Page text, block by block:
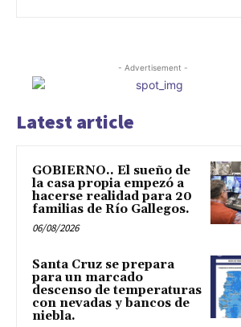
- Advertisement -
Latest article
GOBIERNO.. El sueño de
la casa propia empezó a
hacerse realidad para 20
familias de Río Gallegos.
06/08/2026
Santa Cruz se prepara
para un marcado
descenso de temperaturas
con nevadas y bancos de
niebla.